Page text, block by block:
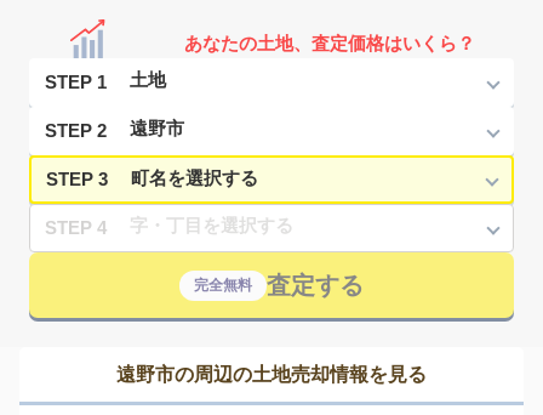
あなたの土地、査定価格はいくら？
STEP 1
STEP 2
STEP 3
STEP 4
完全無料 査定する
遠野市の周辺の土地売却情報を見る